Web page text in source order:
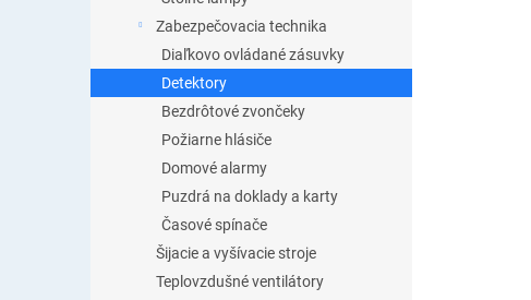
Zabezpečovacia technika
Diaľkovo ovládané zásuvky
Detektory
Bezdrôtové zvončeky
Požiarne hlásiče
Domové alarmy
Puzdrá na doklady a karty
Časové spínače
Šijacie a vyšívacie stroje
Teplovzdušné ventilátory